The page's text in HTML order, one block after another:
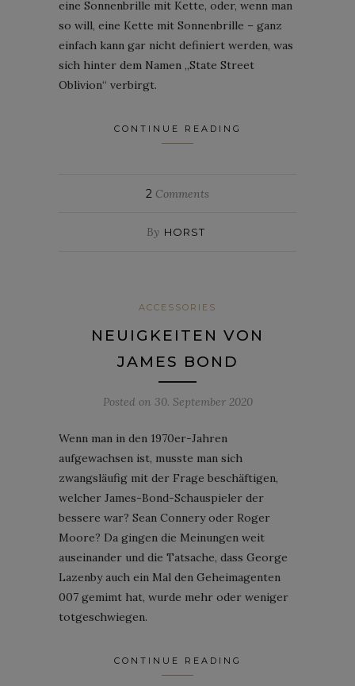
eine Sonnenbrille mit Kette, oder, wenn man
so will, eine Kette mit Sonnenbrille – ganz
einfach kann gar nicht definiert werden, was
sich hinter dem Namen „State Street
Oblivion“ verbirgt.
CONTINUE READING
2 Comments
By HORST
ACCESSORIES
NEUIGKEITEN VON
JAMES BOND
Posted on 30. September 2020
Wenn man in den 1970er-Jahren
aufgewachsen ist, musste man sich
zwangsläufig mit der Frage beschäftigen,
welcher James-Bond-Schauspieler der
bessere war? Sean Connery oder Roger
Moore? Da gingen die Meinungen weit
auseinander und die Tatsache, dass George
Lazenby auch ein Mal den Geheimagenten
007 gemimt hat, wurde mehr oder weniger
totgeschwiegen.
CONTINUE READING